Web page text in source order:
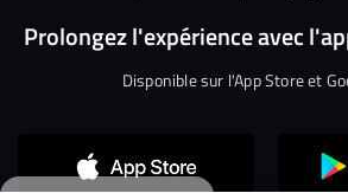
Continuer sans accepter
Prolongez l'expérience avec
Disponible sur l'App Store et